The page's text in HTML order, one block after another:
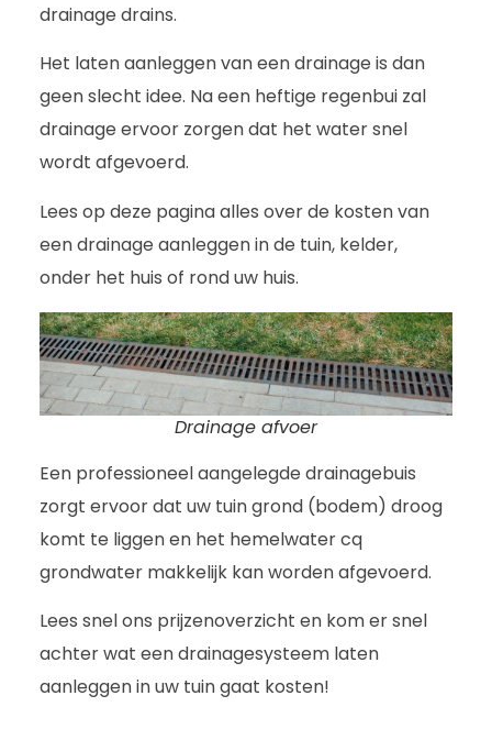
drainage drains.
Het laten aanleggen van een drainage is dan
geen slecht idee. Na een heftige regenbui zal
drainage ervoor zorgen dat het water snel
wordt afgevoerd.
Lees op deze pagina alles over de kosten van
een drainage aanleggen in de tuin, kelder,
onder het huis of rond uw huis.
Drainage afvoer
Een professioneel aangelegde drainagebuis
zorgt ervoor dat uw tuin grond (bodem) droog
komt te liggen en het hemelwater cq
grondwater makkelijk kan worden afgevoerd.
Lees snel ons prijzenoverzicht en kom er snel
achter wat een drainagesysteem laten
aanleggen in uw tuin gaat kosten!